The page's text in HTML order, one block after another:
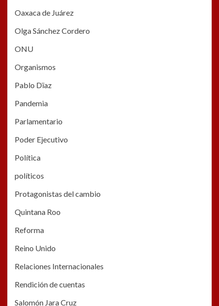
Oaxaca de Juárez
Olga Sánchez Cordero
ONU
Organismos
Pablo Dïaz
Pandemia
Parlamentario
Poder Ejecutivo
Política
políticos
Protagonistas del cambio
Quintana Roo
Reforma
Reino Unido
Relaciones Internacionales
Rendición de cuentas
Salomón Jara Cruz